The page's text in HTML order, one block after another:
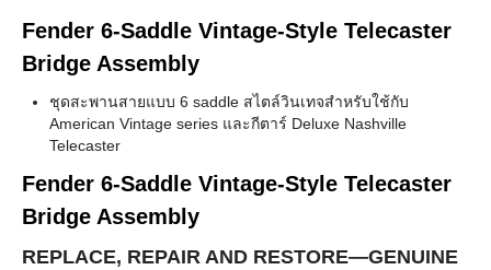
Fender 6-Saddle Vintage-Style Telecaster
Bridge Assembly
ชุดสะพานสายแบบ 6 saddle สไตล์วินเทจสำหรับใช้กับ
American Vintage series และกีตาร์ Deluxe Nashville
Telecaster
Fender 6-Saddle Vintage-Style Telecaster
Bridge Assembly
REPLACE, REPAIR AND RESTORE—GENUINE